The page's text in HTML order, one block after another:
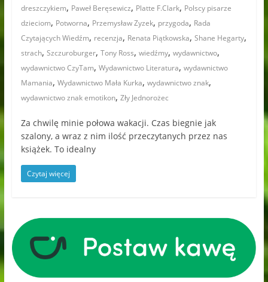
dreszczykiem, Paweł Beręsewicz, Platte F.Clark, Polscy pisarze
dzieciom, Potworna, Przemysław Zyzek, przygoda, Rada
Czytających Wiedźm, recenzja, Renata Piątkowska, Shane Hegarty,
strach, Szczuroburger, Tony Ross, wiedźmy, wydawnictwo,
wydawnictwo CzyTam, Wydawnictwo Literatura, wydawnictwo
Mamania, Wydawnictwo Mała Kurka, wydawnictwo znak,
wydawnictwo znak emotikon, Zły Jednorożec
Za chwilę minie połowa wakacji. Czas biegnie jak
szalony, a wraz z nim ilość przeczytanych przez nas
książek. To idealny
Czytaj więcej